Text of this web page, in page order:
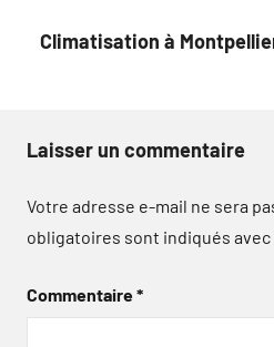
Climatisation à
Laisser un commentaire
Votre adresse e-mail ne sera
obligatoires sont indiqués avec
Commentaire*